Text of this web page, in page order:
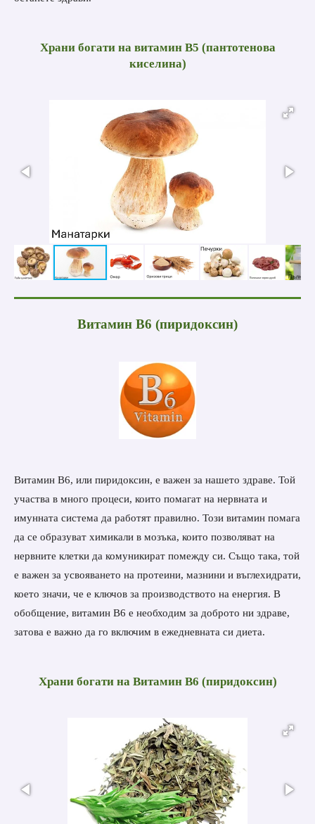
Храни богати на витамин B5 (пантотенова
киселина)
Витамин B6 (пиридоксин)
Витамин B6, или пиридоксин, е важен за нашето здраве. Той
участва в много процеси, които помагат на нервната и
имунната система да работят правилно. Този витамин помага
да се образуват химикали в мозъка, които позволяват на
нервните клетки да комуникират помежду си. Също така, той
е важен за усвояването на протеини, мазнини и въглехидрати,
което значи, че е ключов за производството на енергия. В
обобщение, витамин B6 е необходим за доброто ни здраве,
затова е важно да го включим в ежедневната си диета.
Храни богати на Витамин B6 (пиридоксин)